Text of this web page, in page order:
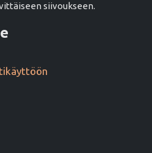
siivoukseen.